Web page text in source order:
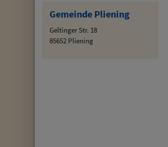
Gemeinde Pliening
Geltinger Str. 18
85652 Pliening